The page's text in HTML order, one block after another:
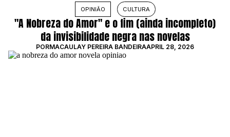
MÚSICA
SOCIEDADE
CULTURA
Sobre
SOBRE NÓS
PUBLICIDADE
AUTORES
OPINIÃO CULTURA
"A Nobreza do Amor" e o fim (ainda incompleto)
da invisibilidade negra nas novelas
PORMACAULAY PEREIRA BANDEIRAAPRIL 28, 2026